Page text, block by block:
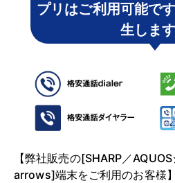
プリはご利用可能で
生します
【弊社販売の[SHARP／
arrows]端末をご利用のお客様】